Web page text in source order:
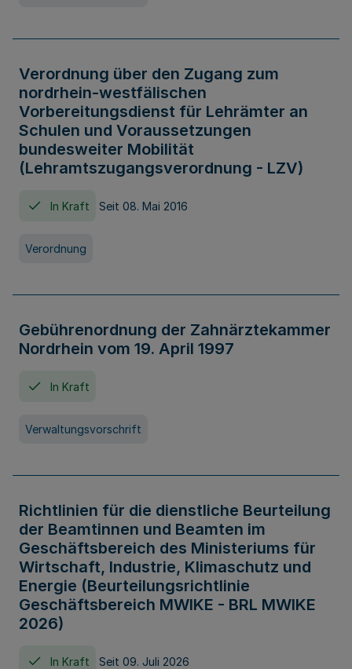
Verordnung über den Zugang zum
nordrhein-westfälischen
Vorbereitungsdienst für Lehrämter an
Schulen und Voraussetzungen
bundesweiter Mobilität
(Lehramtszugangsverordnung - LZV)
In Kraft Seit 08. Mai 2016
Verordnung
Gebührenordnung der Zahnärztekammer
Nordrhein vom 19. April 1997
In Kraft
Verwaltungsvorschrift
Richtlinien für die dienstliche Beurteilung
der Beamtinnen und Beamten im
Geschäftsbereich des Ministeriums für
Wirtschaft, Industrie, Klimaschutz und
Energie (Beurteilungsrichtlinie
Geschäftsbereich MWIKE - BRL MWIKE
2026)
In Kraft Seit 09. Juli 2026